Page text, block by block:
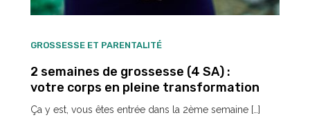
GROSSESSE ET PARENTALITÉ
2 semaines de grossesse (4 SA) :
votre corps en pleine transformation
Ça y est, vous êtes entrée dans la 2ème semaine […]